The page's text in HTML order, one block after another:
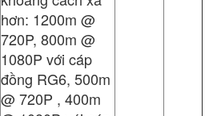
hơn: 1200m @
720P, 800m @
1080P với cáp
đồng RG6, 500m
@ 720P , 400m